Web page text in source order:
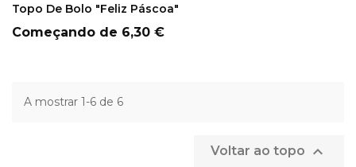
Topo De Bolo "Feliz Páscoa"
Começando de Preço
6,30 €
A mostrar 1-6 de 6
Voltar ao topo 